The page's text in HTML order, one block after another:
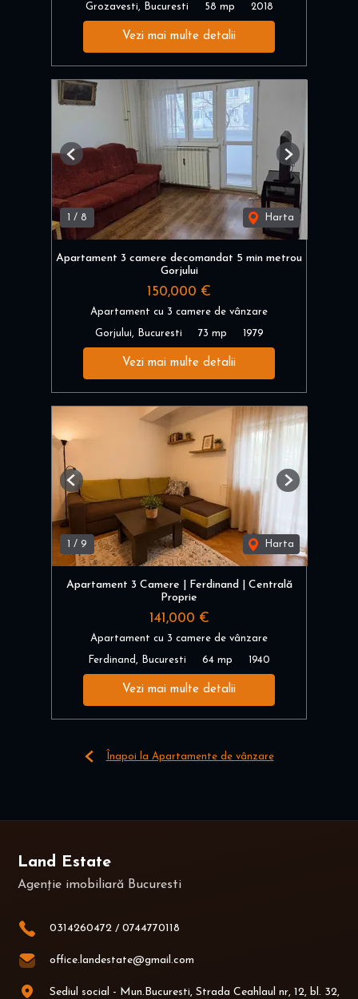
Grozavesti, Bucuresti 58 mp 2018
Vezi mai multe detalii
/ 8 Harta
Previous Next
Apartament 3 camere decomandat 5 min metrou
Gorjului
150,000 €
Apartament cu 3 camere de vânzare
Gorjului, Bucuresti 73 mp 1979
Vezi mai multe detalii
1 / 9 Harta
Previous Next
Apartament 3 Camere | Ferdinand | Centrală
Proprie
141,000 €
Apartament cu 3 camere de vânzare
Ferdinand, Bucuresti 64 mp 1940
Vezi mai multe detalii
Înapoi la Apartamente de vânzare
Land Estate
Agenție imobiliară Bucuresti
0314260472 / 0744770118
office.landestate@gmail.com
Sediul social - Mun.Bucuresti, Strada Ceahlaul nr, 12, bl. 32,